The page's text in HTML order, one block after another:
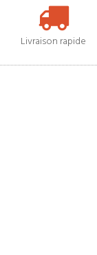
Livraison rapide